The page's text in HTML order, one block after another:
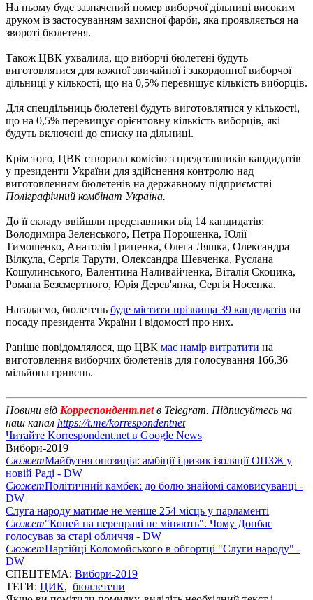
На ньому буде зазначений номер виборчої дільниці високим
друком із застосуванням захисної фарби, яка проявляється на
звороті бюлетеня.
Також ЦВК ухвалила, що виборчі бюлетені будуть
виготовлятися для кожної звичайної і закордонної виборчої
дільниці у кількості, що на 0,5% перевищує кількість виборців.
Для спецдільниць бюлетені будуть виготовлятися у кількості,
що на 0,5% перевищує орієнтовну кількість виборців, які
будуть включені до списку на дільниці.
Крім того, ЦВК створила комісію з представників кандидатів
у президенти України для здійснення контролю над
виготовленням бюлетенів на державному підприємстві
Поліграфічний комбінат Україна.
До її складу ввійшли представники від 14 кандидатів:
Володимира Зеленського, Петра Порошенка, Юлії
Тимошенко, Анатолія Гриценка, Олега Ляшка, Олександра
Вілкула, Сергія Тарути, Олександра Шевченка, Руслана
Кошулинського, Валентина Наливайченка, Віталія Скоцика,
Романа Безсмертного, Юрія Дерев'янка, Сергія Носенка.
Нагадаємо, бюлетень буде містити прізвища 39 кандидатів на
посаду президента України і відомості про них.
Раніше повідомлялося, що ЦВК має намір витратити на
виготовлення виборчих бюлетенів для голосування 166,36
мільйона гривень.
Новини від Корреспондент.netв Telegram. Підписуйтесь на
наш канал https://t.me/korrespondentnet
Читайте Korrespondent.net в Google News
Вибори-2019
СюжетМайбутня опозиція: амбіції і ризик ізоляції ОПЗЖ у
новій Раді - DW
СюжетПолітичний камбек: до болю знайомі самовисуванці -
DW
Слуга народу матиме не менше 254 місць у парламенті
Сюжет"Коней на переправі не міняють". Чому Донбас
голосував за старі обличчя - DW
СюжетПартійці Коломойського в обгортці "Слуги народу" -
DW
СПЕЦТЕМА: Вибори-2019
ТЕГИ: ЦИК, бюллетени